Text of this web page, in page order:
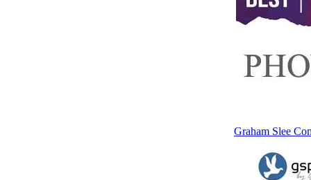
Graham Slee